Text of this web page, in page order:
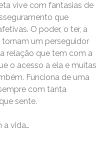
vive com fantasias de
que
O poder, o ter, a
um perseguidor
relação que tem com a
o acesso a ela e muitas
Funciona de uma
com tanta
sente.
a vida…